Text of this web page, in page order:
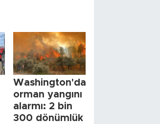
Washington'da
orman yangını
alarmı: 2 bin
300 dönümlük